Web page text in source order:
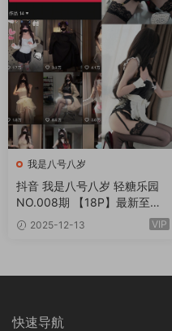
我是八号八岁
抖音 我是八号八岁 轻糖乐园
NO.008期 【18P】最新至：2
025.12.16
2025-12-13 VIP
快速导航